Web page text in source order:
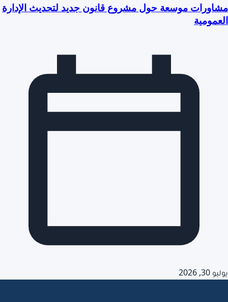
مشاورات موسعة حول مشروع قانون جديد لتحديث الإدارة
العمومية
يوليو 30, 2026